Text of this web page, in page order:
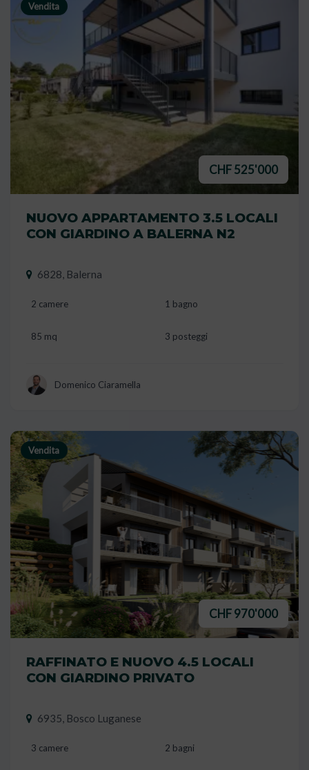
Vendita
CHF 525'000
NUOVO APPARTAMENTO 3.5 LOCALI
CON GIARDINO A BALERNA N2
6828, Balerna
2 camere 1 bagno
85 mq 3 posteggi
Domenico Ciaramella
Vendita
CHF 970'000
RAFFINATO E NUOVO 4.5 LOCALI
CON GIARDINO PRIVATO
6935, Bosco Luganese
3 camere 2 bagni